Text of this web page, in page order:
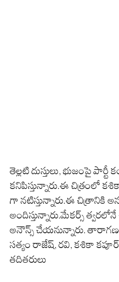
తెల్లటి దుస్తులు, భుజంపై
కనిపిస్తున్నారు.ఈ చిత్రంలో
గా నటిస్తున్నారు.ఈ చిత్రానికి
అందిస్తున్నారు.మేకర్స్
అనౌన్స్ చేయనున్నారు.
సత్యం రాజేష్, రవి, కశికా
తదితరులు